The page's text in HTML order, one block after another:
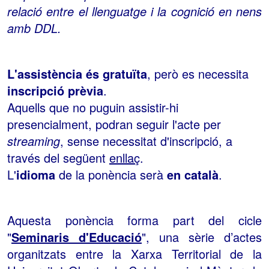
relació entre el llenguatge i la cognició en nens
amb DDL.
L'assistència és gratuïta, però es necessita
inscripció prèvia.
Aquells que no puguin assistir-hi
presencialment, podran seguir l'acte per
streaming, sense necessitat d'inscripció, a
través del següent enllaç.
L'idioma de la ponència serà en català.
Aquesta ponència forma part del cicle
"Seminaris d'Educació", una sèrie d’actes
organitzats entre la Xarxa Territorial de la